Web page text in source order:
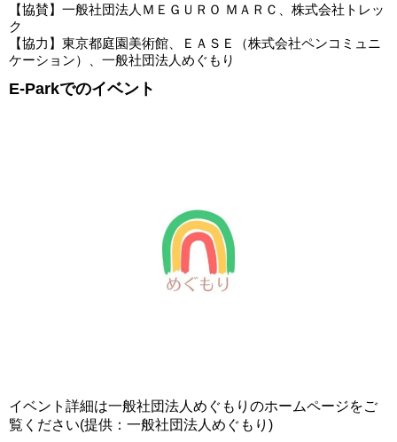
【協賛】一般社団法人ＭＥＧＵＲＯ ＭＡＲＣ、株式会社トレッ
ク
【協力】東京都庭園美術館、ＥＡＳＥ（株式会社ペンコミュニ
ケーション）、一般社団法人めぐもり
E-Parkでのイベント
イベント詳細は一般社団法人めぐもりのホームページをご
覧ください(提供：一般社団法人めぐもり)